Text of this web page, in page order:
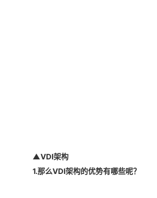
▲VDI架构
1.那么VDI架构的优势有哪些呢？